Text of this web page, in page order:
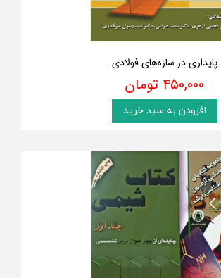
پایداری در سازه‌های فولادی
۴۵۰,۰۰۰ تومان
افزودن به سبد خرید